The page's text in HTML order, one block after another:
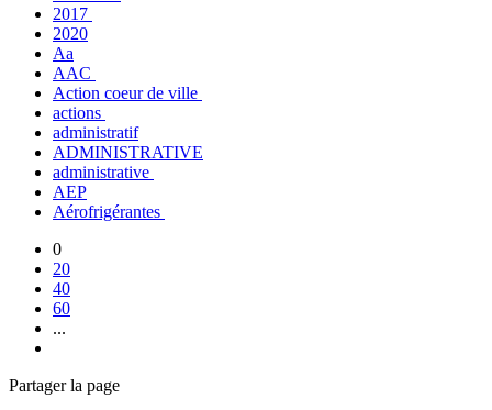
2017
2020
Aa
AAC
Action coeur de ville
actions
administratif
ADMINISTRATIVE
administrative
AEP
Aérofrigérantes
0
20
40
60
...
Partager la page